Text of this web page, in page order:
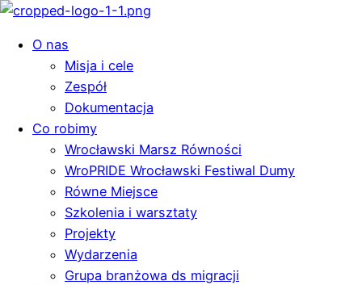
O nas
Misja i cele
Zespół
Dokumentacja
Co robimy
Wrocławski Marsz Równości
WroPRIDE Wrocławski Festiwal Dumy
Równe Miejsce
Szkolenia i warsztaty
Projekty
Wydarzenia
Grupa branżowa ds migracji